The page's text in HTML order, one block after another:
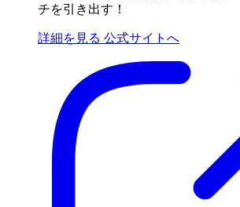
チを引き出す！
詳細を見る 公式サイトへ